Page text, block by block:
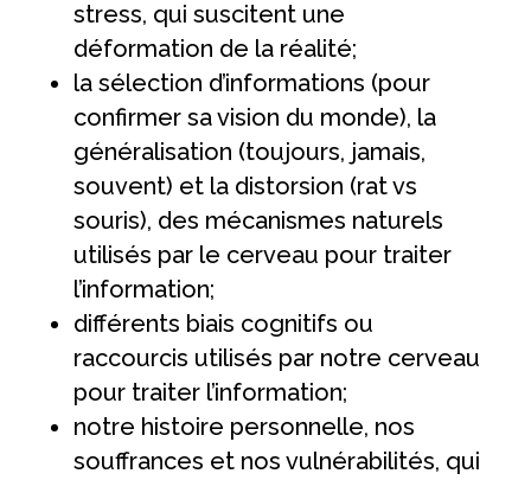
stress, qui suscitent une
déformation de la réalité;
la sélection d’informations (pour
confirmer sa vision du monde), la
généralisation (toujours, jamais,
souvent) et la distorsion (rat vs
souris), des mécanismes naturels
utilisés par le cerveau pour traiter
l’information;
différents biais cognitifs ou
raccourcis utilisés par notre cerveau
pour traiter l’information;
notre histoire personnelle, nos
souffrances et nos vulnérabilités, qui